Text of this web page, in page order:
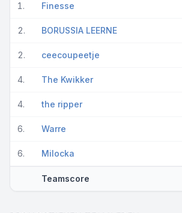
1. Finesse
2. BORUSSIA LEERNE
2. ceecoupeetje
4. The Kwikker
4. the ripper
6. Warre
6. Milocka
Teamscore